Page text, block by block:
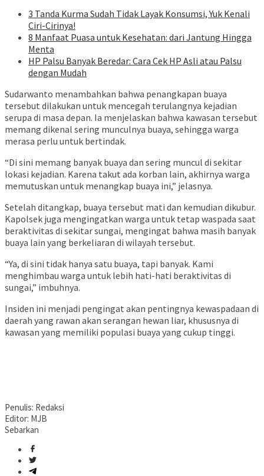
3 Tanda Kurma Sudah Tidak Layak Konsumsi, Yuk Kenali
Ciri-Cirinya!
8 Manfaat Puasa untuk Kesehatan: dari Jantung Hingga
Menta
HP Palsu Banyak Beredar: Cara Cek HP Asli atau Palsu
dengan Mudah
Sudarwanto menambahkan bahwa penangkapan buaya
tersebut dilakukan untuk mencegah terulangnya kejadian
serupa di masa depan. Ia menjelaskan bahwa kawasan tersebut
memang dikenal sering munculnya buaya, sehingga warga
merasa perlu untuk bertindak.
“Di sini memang banyak buaya dan sering muncul di sekitar
lokasi kejadian. Karena takut ada korban lain, akhirnya warga
memutuskan untuk menangkap buaya ini,” jelasnya.
Setelah ditangkap, buaya tersebut mati dan kemudian dikubur.
Kapolsek juga mengingatkan warga untuk tetap waspada saat
beraktivitas di sekitar sungai, mengingat bahwa masih banyak
buaya lain yang berkeliaran di wilayah tersebut.
“Ya, di sini tidak hanya satu buaya, tapi banyak. Kami
menghimbau warga untuk lebih hati-hati beraktivitas di
sungai,” imbuhnya.
Insiden ini menjadi pengingat akan pentingnya kewaspadaan di
daerah yang rawan akan serangan hewan liar, khususnya di
kawasan yang memiliki populasi buaya yang cukup tinggi.
Penulis: Redaksi
Editor: MJB
Sebarkan